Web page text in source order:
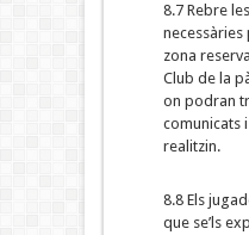
8.7 Rebre
zona
Club de la
on podran
comunicats
realitzin.
8.8 Els
que se’ls